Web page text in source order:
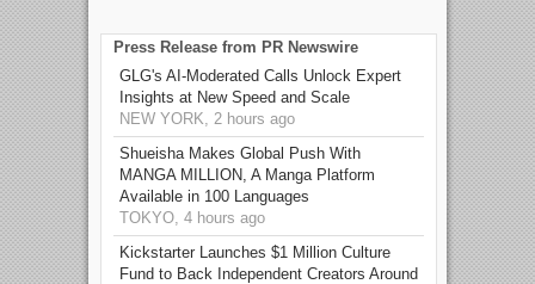
Press Release from PR Newswire
GLG's AI-Moderated Calls Unlock Expert
Insights at New Speed and Scale
NEW YORK, 2 hours ago
Shueisha Makes Global Push With
MANGA MILLION, A Manga Platform
Available in 100 Languages
TOKYO, 4 hours ago
Kickstarter Launches $1 Million Culture
Fund to Back Independent Creators Around